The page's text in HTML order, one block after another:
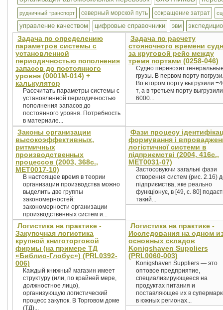
рудничный транспорт северный морской путь сокращение затрат
управление качеством цифровые справочники эвм
Задача по определению
параметров системы с
установленной
периодичностью пополнения
запасов до постоянного
уровня (0001М-014) +
калькулятор
Рассчитать параметры системы с
установленной периодичностью
пополнения запасов до
постоянного уровня. Потребность
в материале...
Задача по расчету
стояночного времени
за круговой рейс между
тремя портами (0258-046)
Судно перевозит
грузы. В первом порту
Во втором порту выгрузили
т, а в третьем порту
6000...
Законы организации
высокоэффективных,
ритмичных
производственных
процессов (2003, 368с.,
MET0017-10)
В настоящее время в теории
организации производства можно
выделить две группы
закономерностей:
закономерности организации
производственных систем и...
Фази процесу
формування і
логістичної системи в
підприємстві (2004, 416с.,
MET0031-07)
Застосовуючи загальні фази
створення систем (рис. 2.16)
підприємства, яке реально
функціонує, в [49, с. 80]
такий...
Логистика на практике -
Закупочная логистика
крупной книготорговой
фирмы (на примере ТД
«Библио-Глобус») (PRL0392-
006)
Каждый книжный магазин имеет
структуру (или, по крайней мере,
должностное лицо),
организующую логистический
процесс закупок. В Торговом доме
(ТД)...
Логистика на практике -
Исследования на одном
основных складов
Konigshaven Suppliers
(PRL0060-003)
Konigshaven Suppliers — это
оптовое предприятие,
специализирующееся на
продуктах питания и
поставляющее их в
в южных регионах...